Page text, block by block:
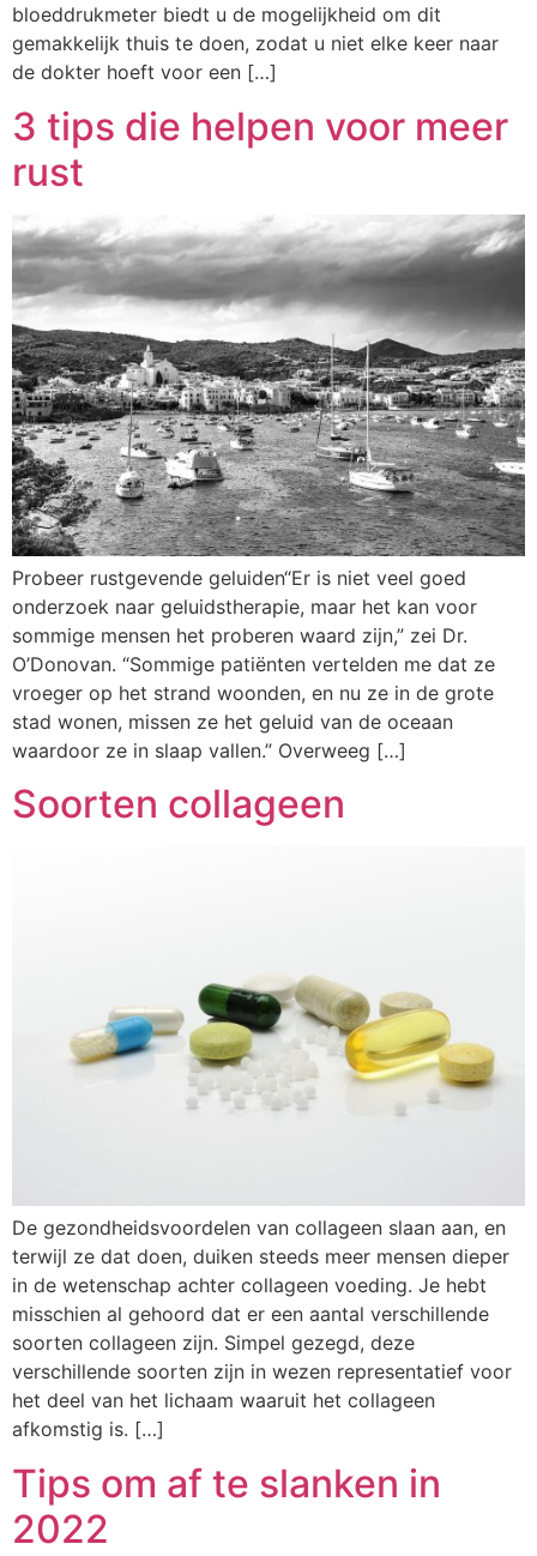
bloeddrukmeter biedt u de mogelijkheid om dit
gemakkelijk thuis te doen, zodat u niet elke keer naar
de dokter hoeft voor een […]
3 tips die helpen voor meer
rust
Probeer rustgevende geluiden“Er is niet veel goed
onderzoek naar geluidstherapie, maar het kan voor
sommige mensen het proberen waard zijn,” zei Dr.
O’Donovan. “Sommige patiënten vertelden me dat ze
vroeger op het strand woonden, en nu ze in de grote
stad wonen, missen ze het geluid van de oceaan
waardoor ze in slaap vallen.” Overweeg […]
Soorten collageen
De gezondheidsvoordelen van collageen slaan aan, en
terwijl ze dat doen, duiken steeds meer mensen dieper
in de wetenschap achter collageen voeding. Je hebt
misschien al gehoord dat er een aantal verschillende
soorten collageen zijn. Simpel gezegd, deze
verschillende soorten zijn in wezen representatief voor
het deel van het lichaam waaruit het collageen
afkomstig is. […]
Tips om af te slanken in
2022